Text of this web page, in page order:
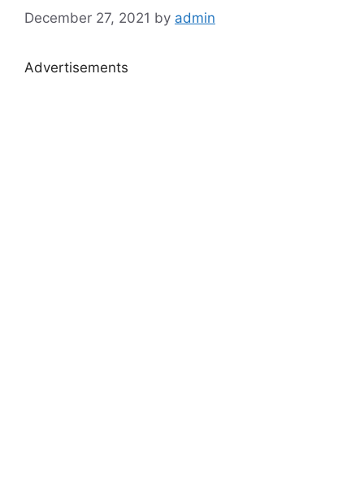
December 27, 2021 by admin
Advertisements